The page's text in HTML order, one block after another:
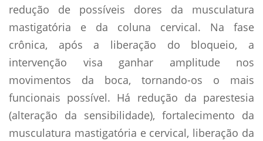
redução de possíveis dores da musculatura
mastigatória e da coluna cervical. Na fase
crônica, após a liberação do bloqueio, a
intervenção visa ganhar amplitude nos
movimentos da boca, tornando-os o mais
funcionais possível. Há redução da parestesia
(alteração da sensibilidade), fortalecimento da
musculatura mastigatória e cervical, liberação da